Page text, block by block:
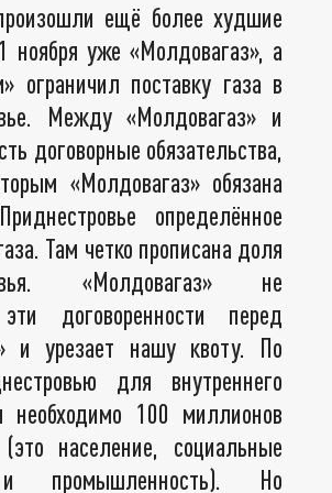
ещё более худшие
ноября уже «Молдовагаз», а
ограничил поставку газа в
Между «Молдовагаз» и
договорные обязательства,
«Молдовагаз» обязана
определённое
Там четко прописана доля
«Молдовагаз» не
договоренности перед
и урезает нашу квоту. По
для внутреннего
необходимо 100 миллионов
население, социальные
промышленность). Но